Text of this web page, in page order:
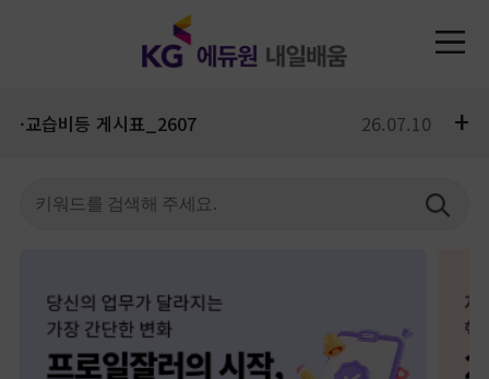
·교습비등 게시표_2607 26.07.10 +